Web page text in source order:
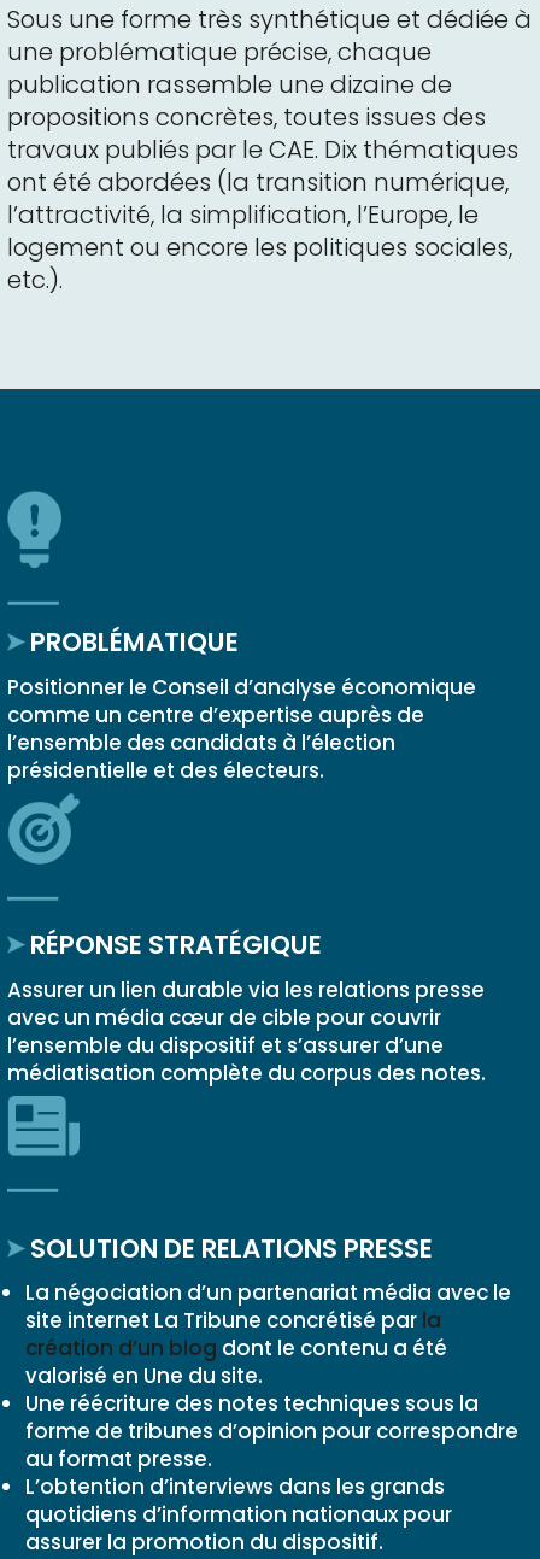
Sous une forme très synthétique et dédiée à
une problématique précise, chaque
publication rassemble une dizaine de
propositions concrètes, toutes issues des
travaux publiés par le CAE. Dix thématiques
ont été abordées (la transition numérique,
l’attractivité, la simplification, l’Europe, le
logement ou encore les politiques sociales,
etc.).
PROBLÉMATIQUE
Positionner le Conseil d’analyse économique
comme un centre d’expertise auprès de
l’ensemble des candidats à l’élection
présidentielle et des électeurs.
RÉPONSE STRATÉGIQUE
Assurer un lien durable via les relations presse
avec un média cœur de cible pour couvrir
l’ensemble du dispositif et s’assurer d’une
médiatisation complète du corpus des notes.
SOLUTION DE RELATIONS PRESSE
La négociation d’un partenariat média avec le
site internet La Tribune concrétisé par la
création d’un blog dont le contenu a été
valorisé en Une du site.
Une réécriture des notes techniques sous la
forme de tribunes d’opinion pour correspondre
au format presse.
L’obtention d’interviews dans les grands
quotidiens d’information nationaux pour
assurer la promotion du dispositif.